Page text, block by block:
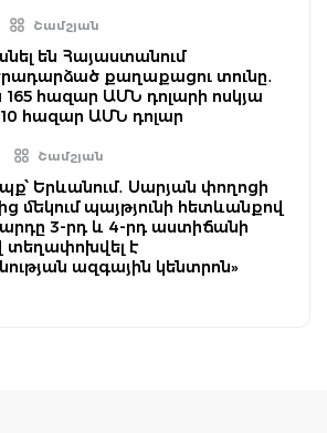
Շամշյան
են Հայաստանում
քաղաքացու տունը․
հազար ԱՄՆ դոլարի ոսկյա
հազար ԱՄՆ դոլար
Շամշյան
Երևանում․ Սարյան փողոցի
մեկում պայթյունի հետևանքով
3-րդ և 4-րդ աստիճանի
տեղափոխվել է
ազգային կենտրոն»